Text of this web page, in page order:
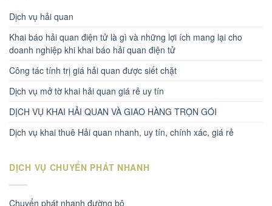
Dịch vụ hải quan
Khai báo hải quan điện tử là gì và những lợi ích mang lại cho
doanh nghiệp khi khai báo hải quan điện tử
Công tác tính trị giá hải quan được siết chặt
Dịch vụ mở tờ khai hải quan giá rẻ uy tín
DỊCH VỤ KHAI HẢI QUAN VÀ GIAO HÀNG TRỌN GÓI
Dịch vụ khai thuê Hải quan nhanh, uy tín, chính xác, giá rẻ
DỊCH VỤ CHUYỂN PHÁT NHANH
Chuyển phát nhanh đường bộ